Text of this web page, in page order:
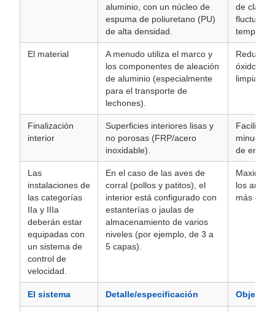
aluminio, con un núcleo de
espuma de poliuretano (PU)
de alta densidad.
de clase
El material
A menudo utiliza el marco y
los componentes de aleación
de aluminio (especialmente
para el transporte de
lechones).
Reduce
óxido y la
limpiar y
Finalización
interior
Superficies interiores lisas y
no porosas (FRP/acero
inoxidable).
Facilita
de
Las
instalaciones de
las categorías
IIa y IIIa
deberán estar
equipadas con
un sistema de
control de
velocidad.
En el caso de las aves de
corral (pollos y patitos), el
interior está configurado con
estanterías o jaulas de
almacenamiento de varios
niveles (por ejemplo, de 3 a
5 capas).
los
más de
El sistema Detalle/especificación Objetivo